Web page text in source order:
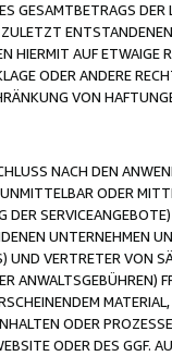
GESAMTBETRAGS
HIERMIT AUF
ODER ANDERE
VON
NACH DEN
ODER
UNTERNEHMEN
UND VERTRETER VON
ODER
ODER DES GGF.